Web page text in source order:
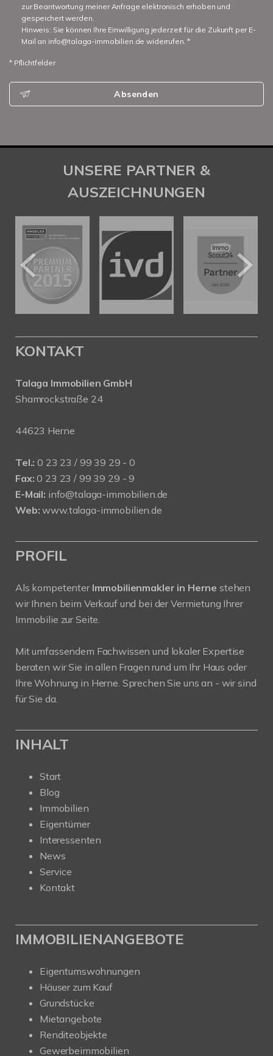
zur Beantwortung meiner Anfrage elektronisch erhoben und
gespeichert werden.
Hinweis: Sie können Ihre Einwilligung jederzeit für die Zukunft per E-
Mail an info@talaga-immobilien.de widerrufen. *
* Pflichtfelder
Absenden
UNSERE PARTNER &
AUSZEICHNUNGEN
KONTAKT
Talaga Immobilien GmbH
Shamrockstraße 24
44623 Herne
Tel.: 0 23 23 / 99 39 29 - 0
Fax: 0 23 23 / 99 39 29 - 9
E-Mail: info@talaga-immobilien.de
Web: www.talaga-immobilien.de
PROFIL
Als kompetenter Immobilienmakler in Herne stehen
wir Ihnen beim Verkauf und bei der Vermietung Ihrer
Immobilie zur Seite.
Mit umfassendem Fachwissen und lokaler Expertise
beraten wir Sie in allen Fragen rund um Ihr Haus oder
Ihre Wohnung in Herne. Sprechen Sie uns an - wir sind
für Sie da.
INHALT
Start
Blog
Immobilien
Eigentümer
Interessenten
News
Service
Kontakt
IMMOBILIENANGEBOTE
Eigentumswohnungen
Häuser zum Kauf
Grundstücke
Mietangebote
Renditeobjekte
Gewerbeimmobilien